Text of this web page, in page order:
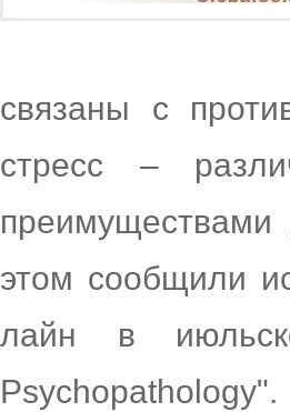
связаны с
стресс –
этом сообщили
лайн в
Psychopathology".